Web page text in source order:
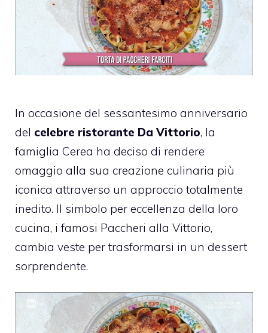
In occasione del sessantesimo anniversario
del celebre ristorante Da Vittorio, la
famiglia Cerea ha deciso di rendere
omaggio alla sua creazione culinaria più
iconica attraverso un approccio totalmente
inedito. Il simbolo per eccellenza della loro
cucina, i famosi Paccheri alla Vittorio,
cambia veste per trasformarsi in un dessert
sorprendente.